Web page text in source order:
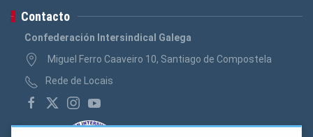
Contacto
Confederación Intersindical Galega
Miguel Ferro Caaveiro 10, Santiago de Compostela
Rede de Locais